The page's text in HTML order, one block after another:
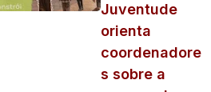
Juventude
orienta
coordenadore
s sobre a